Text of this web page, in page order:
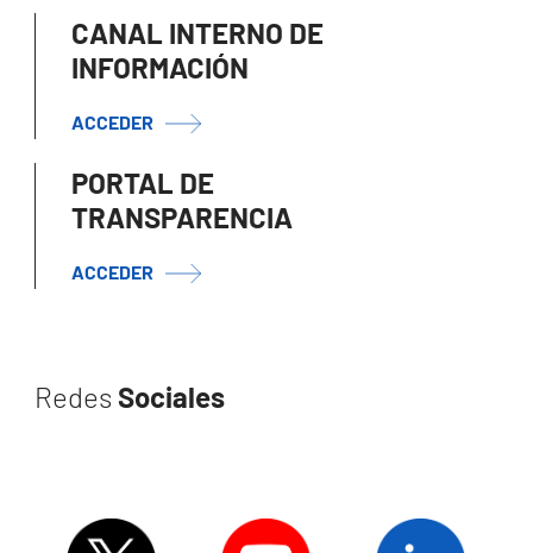
CANAL INTERNO DE
INFORMACIÓN
ACCEDER
PORTAL DE
TRANSPARENCIA
ACCEDER
Redes Sociales